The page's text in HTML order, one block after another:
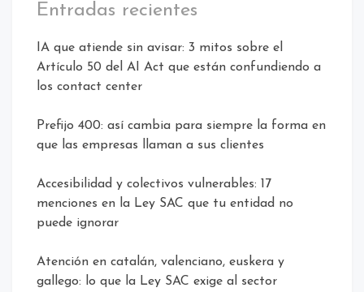
Entradas recientes
IA que atiende sin avisar: 3 mitos sobre el
Artículo 50 del AI Act que están confundiendo a
los contact center
Prefijo 400: así cambia para siempre la forma en
que las empresas llaman a sus clientes
Accesibilidad y colectivos vulnerables: 17
menciones en la Ley SAC que tu entidad no
puede ignorar
Atención en catalán, valenciano, euskera y
gallego: lo que la Ley SAC exige al sector